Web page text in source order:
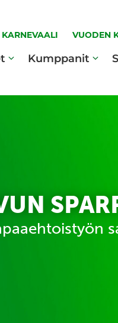
KARNEVAALI VUODEN
Kumppanit